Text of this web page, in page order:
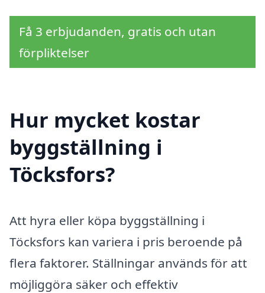
Få 3 erbjudanden, gratis och utan
förpliktelser
Hur mycket kostar
byggställning i
Töcksfors?
Att hyra eller köpa byggställning i
Töcksfors kan variera i pris beroende på
flera faktorer. Ställningar används för att
möjliggöra säker och effektiv